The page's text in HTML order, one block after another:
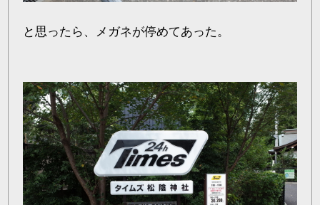
と思ったら、メガネが停めてあった。